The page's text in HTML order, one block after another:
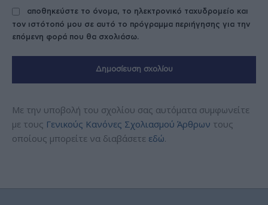
αποθηκεύστε το όνομα, το ηλεκτρονικό ταχυδρομείο και
τον ιστότοπό μου σε αυτό το πρόγραμμα περιήγησης για την
επόμενη φορά που θα σχολιάσω.
Με την υποβολή του σχολίου σας αυτόματα συμφωνείτε
με τους Γενικούς Κανόνες Σχολιασμού Άρθρων τους
οποίους μπορείτε να διαβάσετε εδώ.